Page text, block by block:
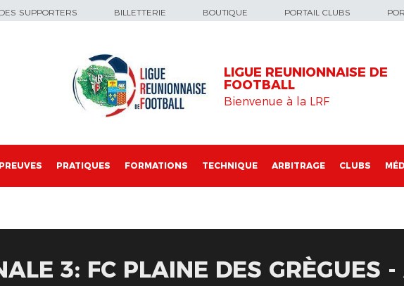
SUPPORTERS BILLETTERIE BOUTIQUE PORTAIL CLUBS
LIGUE REUNIONNAISE DE
FOOTBALL
Bienvenue à la LRF
PRATIQUES FORMATIONS TECHNIQUE ARBITRAGE CLUBS
3: FC PLAINE DES GRÈGUES